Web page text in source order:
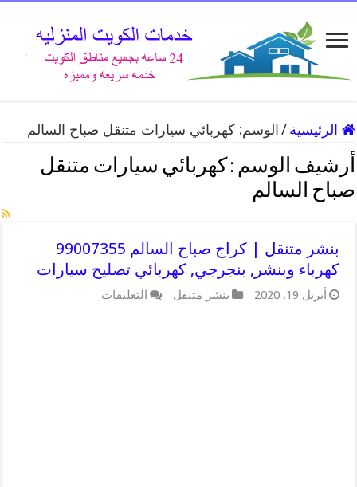
الرئيسية / الوسم:كهربائي سيارات متنقل صباح السالم
أرشيف الوسم : كهربائي سيارات متنقل
صباح السالم
بنشر متنقل | كراج صباح السالم 99007355
كهرباء وبنشر, بنجرجي, كهربائي تصليح سيارات
أبريل 19, 2020 بنشر متنقل التعليقات